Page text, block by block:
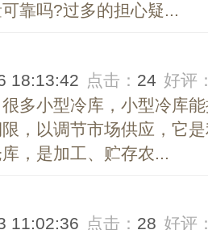
靠吗?过多的担心疑...
18:13:42 点击： 24 好评
多小型冷库，小型冷库
，以调节市场供应，它
，是加工、贮存农...
11:02:36 点击： 28 好评